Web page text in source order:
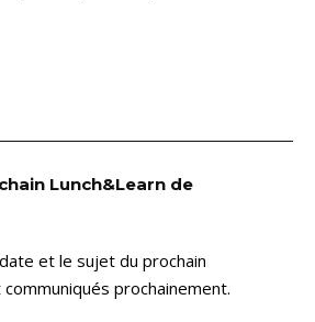
Lunch&Learn de
et le sujet du prochain
prochainement.